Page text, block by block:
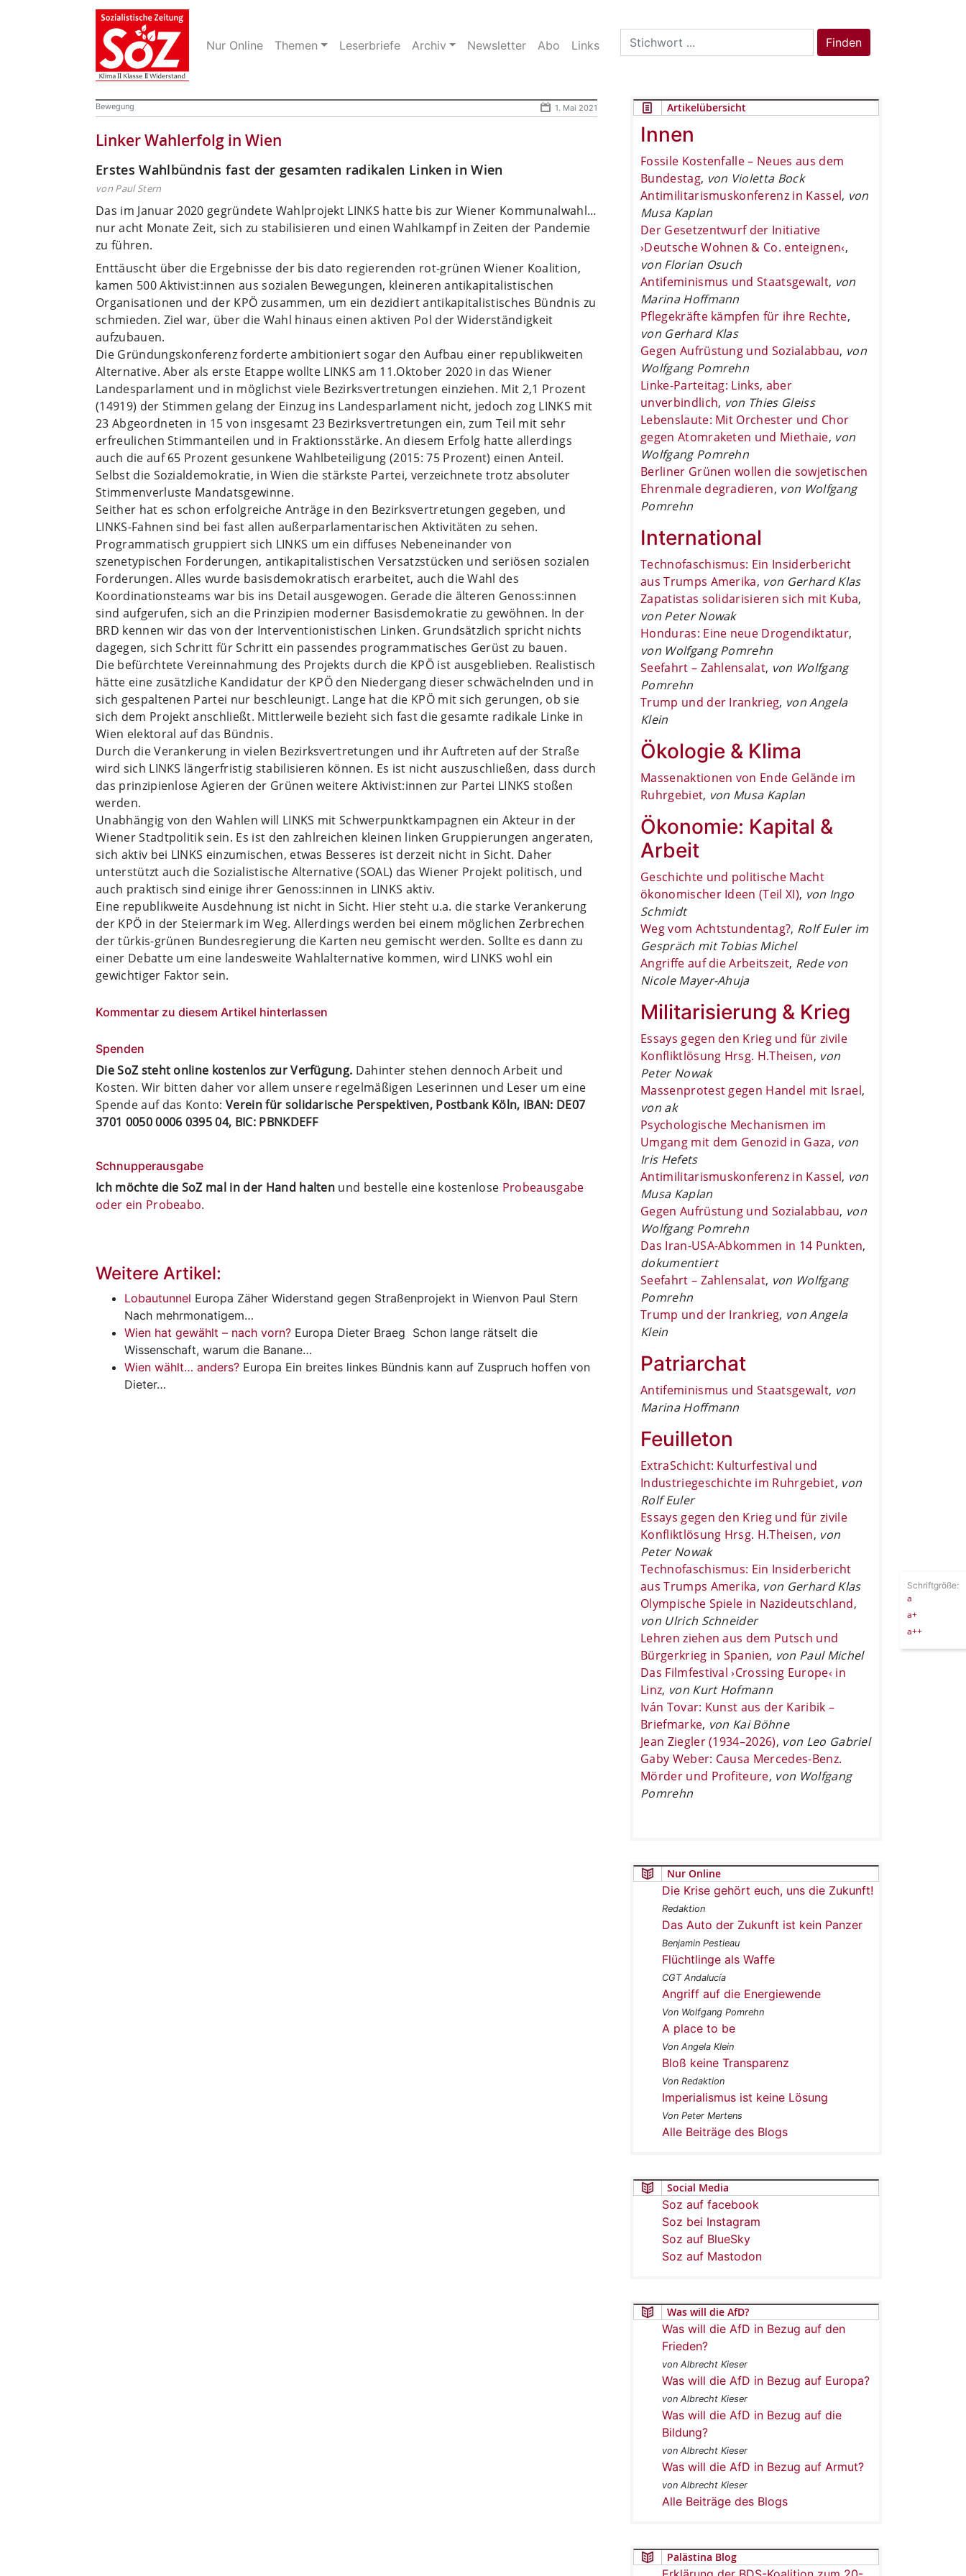
Nur Online Themen Leserbriefe Archiv Newsletter Abo Links
Search
for:
Finden
Bewegung 1. Mai 2021
Linker Wahlerfolg in Wien
Erstes Wahlbündnis fast der gesamten radikalen Linken in Wien
von Paul Stern
Das im Januar 2020 gegründete Wahlprojekt LINKS hatte bis zur Wiener Kommunalwahl…
nur acht Monate Zeit, sich zu stabilisieren und einen Wahlkampf in Zeiten der Pandemie
zu führen.
Enttäuscht über die Ergebnisse der bis dato regierenden rot-grünen Wiener Koalition,
kamen 500 Aktivist:innen aus sozialen Bewegungen, kleineren antikapitalistischen
Organisationen und der KPÖ zusammen, um ein dezidiert antikapitalistisches Bündnis zu
schmieden. Ziel war, über die Wahl hinaus einen aktiven Pol der Widerständigkeit
aufzubauen.
Die Gründungskonferenz forderte ambitioniert sogar den Aufbau einer republikweiten
Alternative. Aber als erste Etappe wollte LINKS am 11.Oktober 2020 in das Wiener
Landesparlament und in möglichst viele Bezirksvertretungen einziehen. Mit 2,1 Prozent
(14919) der Stimmen gelang der Einzug ins Landesparlament nicht, jedoch zog LINKS mit
23 Abgeordneten in 15 von insgesamt 23 Bezirksvertretungen ein, zum Teil mit sehr
erfreulichen Stimmanteilen und in Fraktionsstärke. An diesem Erfolg hatte allerdings
auch die auf 65 Prozent gesunkene Wahlbeteiligung (2015: 75 Prozent) einen Anteil.
Selbst die Sozialdemokratie, in Wien die stärkste Partei, verzeichnete trotz absoluter
Stimmenverluste Mandatsgewinne.
Seither hat es schon erfolgreiche Anträge in den Bezirksvertretungen gegeben, und
LINKS-Fahnen sind bei fast allen außerparlamentarischen Aktivitäten zu sehen.
Programmatisch gruppiert sich LINKS um ein diffuses Nebeneinander von
szenetypischen Forderungen, antikapitalistischen Versatzstücken und seriösen sozialen
Forderungen. Alles wurde basisdemokratisch erarbeitet, auch die Wahl des
Koordinationsteams war bis ins Detail ausgewogen. Gerade die älteren Genoss:innen
sind aufgerufen, sich an die Prinzipien moderner Basisdemokratie zu gewöhnen. In der
BRD kennen wir das von der Interventionistischen Linken. Grundsätzlich spricht nichts
dagegen, sich Schritt für Schritt ein passendes programmatisches Gerüst zu bauen.
Die befürchtete Vereinnahmung des Projekts durch die KPÖ ist ausgeblieben. Realistisch
hätte eine zusätzliche Kandidatur der KPÖ den Niedergang dieser schwächelnden und in
sich gespaltenen Partei nur beschleunigt. Lange hat die KPÖ mit sich gerungen, ob sie
sich dem Projekt anschließt. Mittlerweile bezieht sich fast die gesamte radikale Linke in
Wien elektoral auf das Bündnis.
Durch die Verankerung in vielen Bezirksvertretungen und ihr Auftreten auf der Straße
wird sich LINKS längerfristig stabilisieren können. Es ist nicht auszuschließen, dass durch
das prinzipienlose Agieren der Grünen weitere Aktivist:innen zur Partei LINKS stoßen
werden.
Unabhängig von den Wahlen will LINKS mit Schwerpunktkampagnen ein Akteur in der
Wiener Stadtpolitik sein. Es ist den zahlreichen kleinen linken Gruppierungen angeraten,
sich aktiv bei LINKS einzumischen, etwas Besseres ist derzeit nicht in Sicht. Daher
unterstützt auch die Sozialistische Alternative (SOAL) das Wiener Projekt politisch, und
auch praktisch sind einige ihrer Genoss:innen in LINKS aktiv.
Eine republikweite Ausdehnung ist nicht in Sicht. Hier steht u.a. die starke Verankerung
der KPÖ in der Steiermark im Weg. Allerdings werden bei einem möglichen Zerbrechen
der türkis-grünen Bundesregierung die Karten neu gemischt werden. Sollte es dann zu
einer Debatte um eine landesweite Wahlalternative kommen, wird LINKS wohl ein
gewichtiger Faktor sein.
Kommentar zu diesem Artikel hinterlassen
Spenden
Die SoZ steht online kostenlos zur Verfügung. Dahinter stehen dennoch Arbeit und
Kosten. Wir bitten daher vor allem unsere regelmäßigen Leserinnen und Leser um eine
Spende auf das Konto:Verein für solidarische Perspektiven, Postbank Köln, IBAN: DE07
3701 0050 0006 0395 04, BIC: PBNKDEFF
Schnupperausgabe
Ich möchte die SoZ mal in der Hand halten und bestelle eine kostenlose Probeausgabe
oder ein Probeabo.
Weitere Artikel:
Lobautunnel Europa Zäher Widerstand gegen Straßenprojekt in Wienvon Paul Stern
Nach mehrmonatigem…
Wien hat gewählt – nach vorn? Europa Dieter Braeg Schon lange rätselt die
Wissenschaft, warum die Banane…
Wien wählt… anders? Europa Ein breites linkes Bündnis kann auf Zuspruch hoffen von
Dieter…
Artikelübersicht
Innen
Fossile Kostenfalle – Neues aus dem
Bundestag, von Violetta Bock
Antimilitarismuskonferenz in Kassel, von
Musa Kaplan
Der Gesetzentwurf der Initiative
›Deutsche Wohnen & Co. enteignen‹,
von Florian Osuch
Antifeminismus und Staatsgewalt, von
Marina Hoffmann
Pflegekräfte kämpfen für ihre Rechte,
von Gerhard Klas
Gegen Aufrüstung und Sozialabbau, von
Wolfgang Pomrehn
Linke-Parteitag: Links, aber
unverbindlich, von Thies Gleiss
Lebenslaute: Mit Orchester und Chor
gegen Atomraketen und Miethaie, von
Wolfgang Pomrehn
Berliner Grünen wollen die sowjetischen
Ehrenmale degradieren, von Wolfgang
Pomrehn
International
Technofaschismus: Ein Insiderbericht
aus Trumps Amerika, von Gerhard Klas
Zapatistas solidarisieren sich mit Kuba,
von Peter Nowak
Honduras: Eine neue Drogendiktatur,
von Wolfgang Pomrehn
Seefahrt – Zahlensalat, von Wolfgang
Pomrehn
Trump und der Irankrieg, von Angela
Klein
Ökologie & Klima
Massenaktionen von Ende Gelände im
Ruhrgebiet, von Musa Kaplan
Ökonomie: Kapital &
Arbeit
Geschichte und politische Macht
ökonomischer Ideen (Teil XI), von Ingo
Schmidt
Weg vom Achtstundentag?, Rolf Euler im
Gespräch mit Tobias Michel
Angriffe auf die Arbeitszeit, Rede von
Nicole Mayer-Ahuja
Militarisierung & Krieg
Essays gegen den Krieg und für zivile
Konfliktlösung Hrsg. H.Theisen, von
Peter Nowak
Massenprotest gegen Handel mit Israel,
von ak
Psychologische Mechanismen im
Umgang mit dem Genozid in Gaza, von
Iris Hefets
Antimilitarismuskonferenz in Kassel, von
Musa Kaplan
Gegen Aufrüstung und Sozialabbau, von
Wolfgang Pomrehn
Das Iran-USA-Abkommen in 14 Punkten,
dokumentiert
Seefahrt – Zahlensalat, von Wolfgang
Pomrehn
Trump und der Irankrieg, von Angela
Klein
Patriarchat
Antifeminismus und Staatsgewalt, von
Marina Hoffmann
Feuilleton
ExtraSchicht: Kulturfestival und
Industriegeschichte im Ruhrgebiet, von
Rolf Euler
Essays gegen den Krieg und für zivile
Konfliktlösung Hrsg. H.Theisen, von
Peter Nowak
Technofaschismus: Ein Insiderbericht
aus Trumps Amerika, von Gerhard Klas
Olympische Spiele in Nazideutschland,
von Ulrich Schneider
Lehren ziehen aus dem Putsch und
Bürgerkrieg in Spanien, von Paul Michel
Das Filmfestival ›Crossing Europe‹ in
Linz, von Kurt Hofmann
Iván Tovar: Kunst aus der Karibik –
Briefmarke, von Kai Böhne
Jean Ziegler (1934–2026), von Leo Gabriel
Gaby Weber: Causa Mercedes-Benz.
Mörder und Profiteure, von Wolfgang
Pomrehn
Nur Online
Die Krise gehört euch, uns die Zukunft!
Redaktion
Das Auto der Zukunft ist kein Panzer
Benjamin Pestieau
Flüchtlinge als Waffe
CGT Andalucía
Angriff auf die Energiewende
Von Wolfgang Pomrehn
A place to be
Von Angela Klein
Bloß keine Transparenz
Von Redaktion
Imperialismus ist keine Lösung
Von Peter Mertens
Alle Beiträge des Blogs
Social Media
Soz auf facebook
Soz bei Instagram
Soz auf BlueSky
Soz auf Mastodon
Was will die AfD?
Was will die AfD in Bezug auf den
Frieden?
von Albrecht Kieser
Was will die AfD in Bezug auf Europa?
von Albrecht Kieser
Was will die AfD in Bezug auf die
Bildung?
von Albrecht Kieser
Was will die AfD in Bezug auf Armut?
von Albrecht Kieser
Alle Beiträge des Blogs
Palästina Blog
Schriftgröße:
a
a+
a++